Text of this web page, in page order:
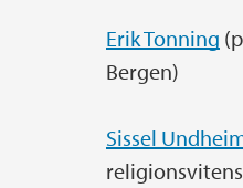
Erik Tonning
Bergen)
Sissel